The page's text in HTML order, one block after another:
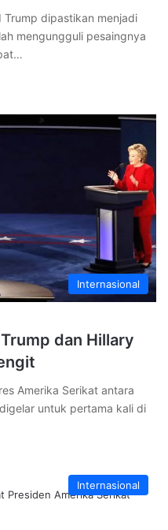
Trump dipastikan menjadi
mengungguli pesaingnya
Internasional
dan Hillary
Amerika Serikat antara
untuk pertama kali di
Internasional